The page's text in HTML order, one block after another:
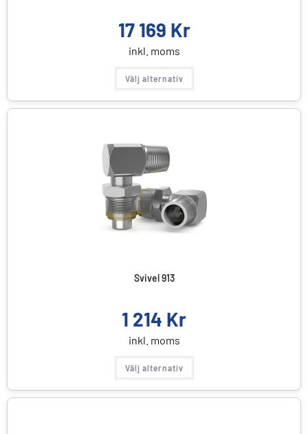
17 169 Kr
inkl. moms
Välj alternativ
Svivel 913
1 214 Kr
inkl. moms
Välj alternativ